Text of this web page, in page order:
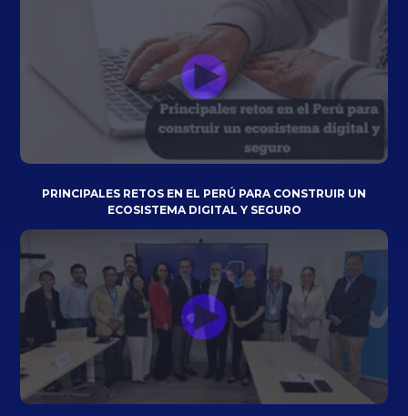
PRINCIPALES RETOS EN EL PERÚ PARA CONSTRUIR UN
ECOSISTEMA DIGITAL Y SEGURO